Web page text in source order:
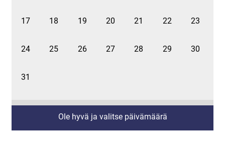
17 18 19 20 21 22 23
24 25 26 27 28 29 30
31
Ole hyvä ja valitse päivämäärä